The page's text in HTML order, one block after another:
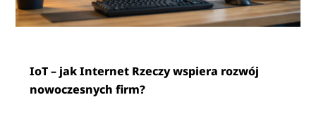
IoT – jak Internet Rzeczy wspiera rozwój
nowoczesnych firm?